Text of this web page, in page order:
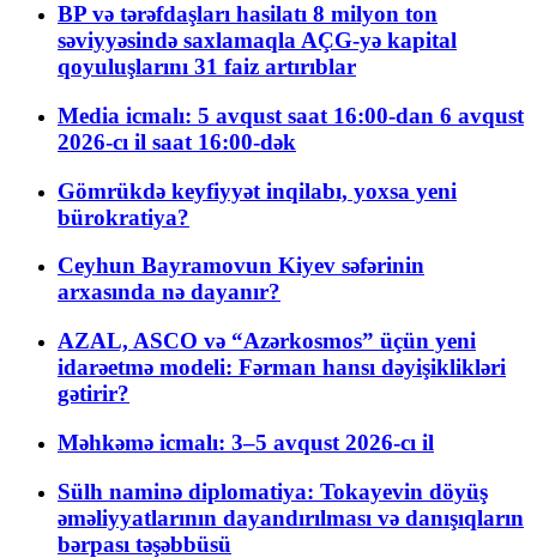
BP və tərəfdaşları hasilatı 8 milyon ton
səviyyəsində saxlamaqla AÇG-yə kapital
qoyuluşlarını 31 faiz artırıblar
Media icmalı: 5 avqust saat 16:00-dan 6 avqust
2026-cı il saat 16:00-dək
Gömrükdə keyfiyyət inqilabı, yoxsa yeni
bürokratiya?
Ceyhun Bayramovun Kiyev səfərinin
arxasında nə dayanır?
AZAL, ASCO və “Azərkosmos” üçün yeni
idarəetmə modeli: Fərman hansı dəyişiklikləri
gətirir?
Məhkəmə icmalı: 3–5 avqust 2026-cı il
Sülh naminə diplomatiya: Tokayevin döyüş
əməliyyatlarının dayandırılması və danışıqların
bərpası təşəbbüsü